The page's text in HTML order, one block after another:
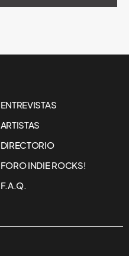
ENTREVISTAS
ARTISTAS
DIRECTORIO
FORO INDIE ROCKS!
F.A.Q.